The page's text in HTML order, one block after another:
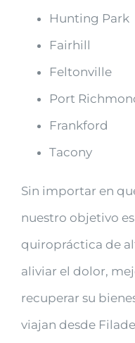
Hunting Park
Fairhill
Feltonville
Port
Frankford
Tacony
Sin importar en
nuestro objetivo
quiropráctica de
aliviar el dolor,
recuperar su
viajan desde